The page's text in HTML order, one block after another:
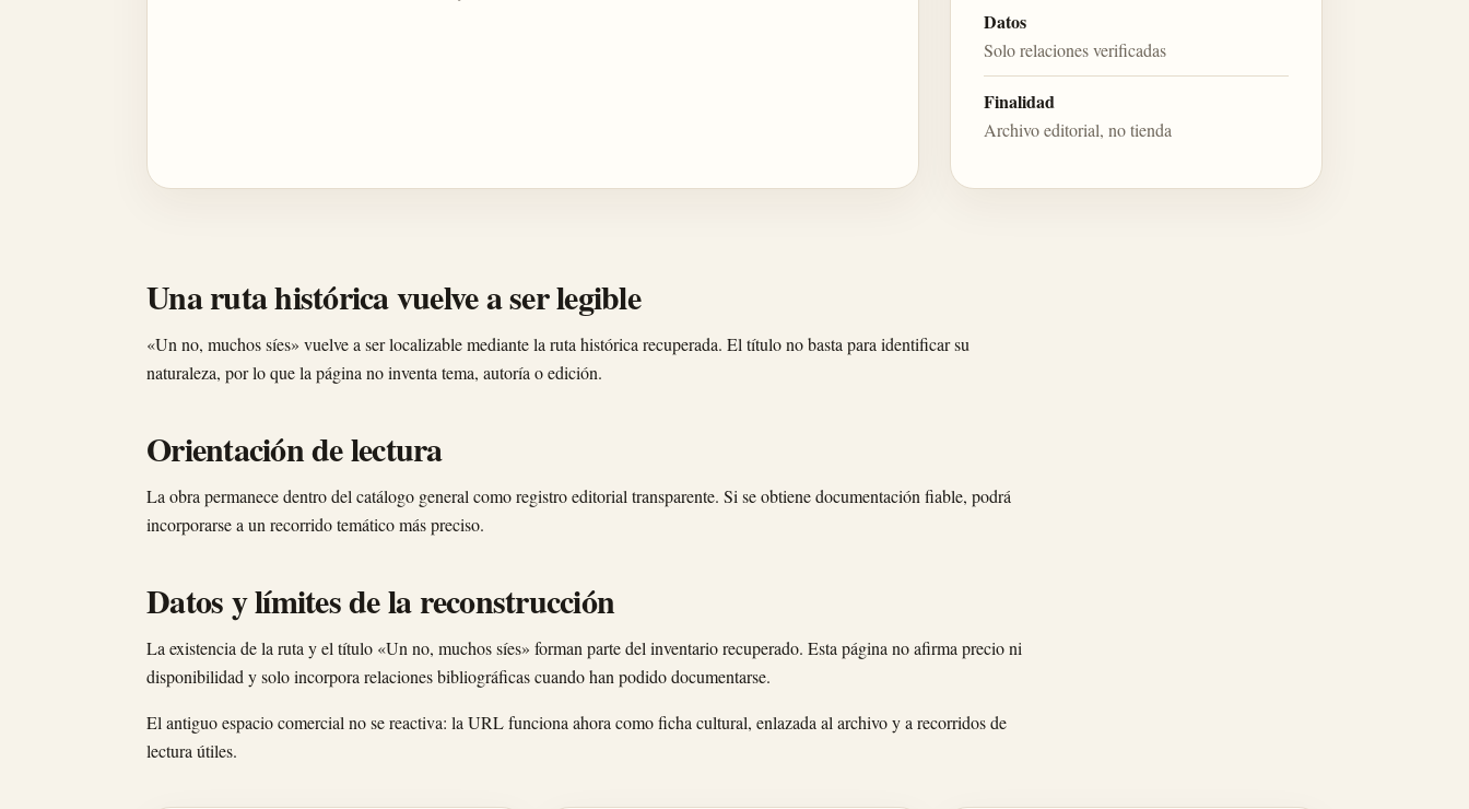
Datos
Solo relaciones verificadas
Finalidad
Archivo editorial, no tienda
Una ruta histórica vuelve a ser legible
«Un no, muchos síes» vuelve a ser localizable mediante la ruta histórica recuperada. El título no basta para identificar su
naturaleza, por lo que la página no inventa tema, autoría o edición.
Orientación de lectura
La obra permanece dentro del catálogo general como registro editorial transparente. Si se obtiene documentación fiable, podrá
incorporarse a un recorrido temático más preciso.
Datos y límites de la reconstrucción
La existencia de la ruta y el título «Un no, muchos síes» forman parte del inventario recuperado. Esta página no afirma precio ni
disponibilidad y solo incorpora relaciones bibliográficas cuando han podido documentarse.
El antiguo espacio comercial no se reactiva: la URL funciona ahora como ficha cultural, enlazada al archivo y a recorridos de
lectura útiles.